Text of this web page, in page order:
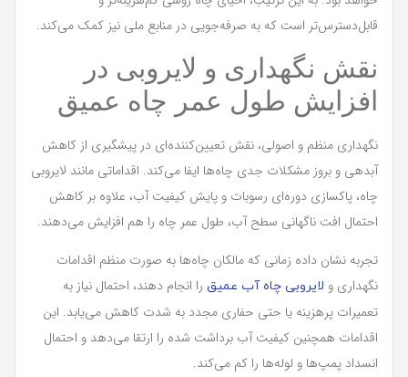
قابل‌دسترس‌تر است که به صرفه‌جویی در منابع ملی نیز کمک می‌کند.
نقش نگهداری و لایروبی در
افزایش طول عمر چاه عمیق
نگهداری منظم و اصولی، نقش تعیین‌کننده‌ای در پیشگیری از کاهش
آبدهی و بروز مشکلات جدی چاه‌ها ایفا می‌کند. اقداماتی مانند لایروبی
چاه، پاکسازی دوره‌ای رسوبات و پایش کیفیت آب، علاوه بر کاهش
احتمال افت ناگهانی سطح آب، طول عمر چاه را هم افزایش می‌دهند.
تجربه نشان داده زمانی که مالکان چاه‌ها به صورت منظم اقدامات
نگهداری و لایروبی چاه آب عمیق را انجام دهند، احتمال نیاز به
تعمیرات پرهزینه یا حتی حفاری مجدد به شدت کاهش می‌یابد. این
اقدامات همچنین کیفیت آب برداشت شده را ارتقا می‌دهد و احتمال
انسداد پمپ‌ها و لوله‌ها را کم می‌کند.